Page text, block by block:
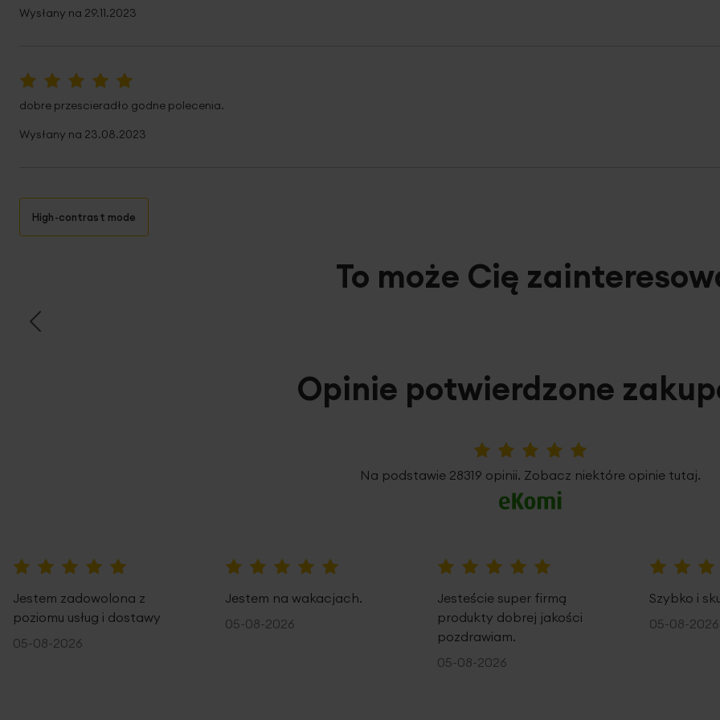
Wysłany na 29.11.2023
dobre przescieradło godne polecenia.
Wysłany na 23.08.2023
High-contrast mode
To może Cię
Opinie potwierdzone
5%
Na podstawie 28319 opinii. Zobacz niektóre opinie tutaj.
Jestem zadowolona z
poziomu usług i dostawy
05-08-2026
Jestem na wakacjach.
05-08-2026
Jesteście super firmą
produkty dobrej jakości
pozdrawiam.
05-08-2026
Szybko i
05-08-2026